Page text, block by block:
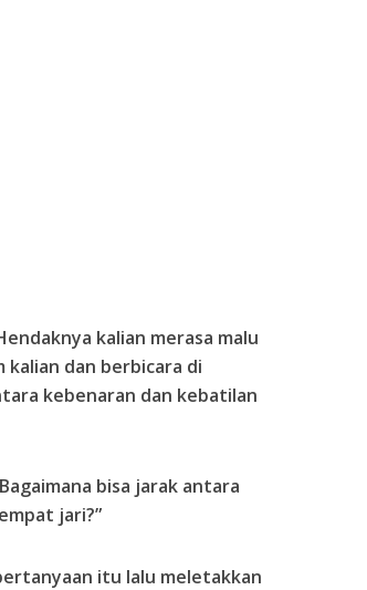
kalian merasa malu
kalian dan berbicara di
kebenaran dan kebatilan
bisa jarak antara
jari?”
itu lalu meletakkan